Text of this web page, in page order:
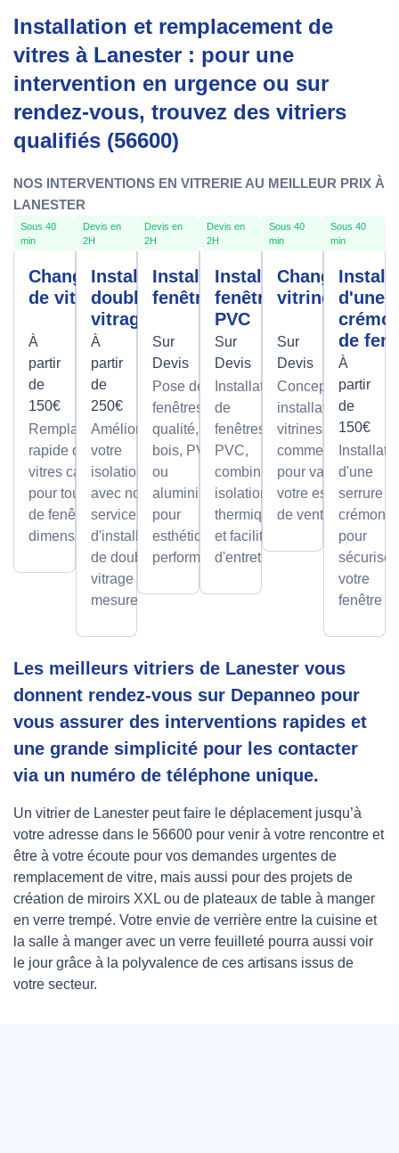
Installation et remplacement de
vitres à Lanester : pour une
intervention en urgence ou sur
rendez-vous, trouvez des vitriers
qualifiés (56600)
NOS INTERVENTIONS EN VITRERIE AU MEILLEUR PRIX À
LANESTER
Sous 40
min
Changement
de vitre
À
partir
de
150€
Remplacement
rapide de
vitres cassées,
pour tous types
de fenêtres et
dimensions.
Devis en
2H
Installation
double
vitrage
À
partir
de
250€
Améliorez
votre
isolation
avec notre
service
d'installation
de double
vitrage sur
mesure.
Devis en
2H
Installation
fenêtres
Sur
Devis
Pose de
fenêtres de
qualité, en
bois, PVC
ou
aluminium,
pour
esthétique et
performance.
Devis en
2H
Installation
fenêtre
PVC
Sur
Devis
Installation
de
fenêtres
PVC,
combinant
isolation
thermique
et facilité
d'entretien.
Sous 40
min
Changement
vitrine
Sur
Devis
Conception et
installation de
vitrines
commerciales
pour valoriser
votre espace
de vente.
Sous 40
min
d'une
de
À
partir
de
150€
d'une
serrure à
crémone
pour
sécuriser
votre
fenêtre
Les meilleurs vitriers de Lanester vous
donnent rendez-vous sur Depanneo pour
vous assurer des interventions rapides et
une grande simplicité pour les contacter
via un numéro de téléphone unique.
Un vitrier de Lanester peut faire le déplacement jusqu’à
votre adresse dans le 56600 pour venir à votre rencontre et
être à votre écoute pour vos demandes urgentes de
remplacement de vitre, mais aussi pour des projets de
création de miroirs XXL ou de plateaux de table à manger
en verre trempé. Votre envie de verrière entre la cuisine et
la salle à manger avec un verre feuilleté pourra aussi voir
le jour grâce à la polyvalence de ces artisans issus de
votre secteur.